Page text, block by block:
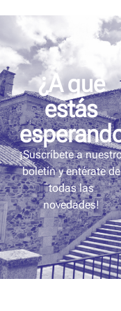
¿A que
estás
¡Suscríbete a
boletín y entérate de
todas las
novedades!